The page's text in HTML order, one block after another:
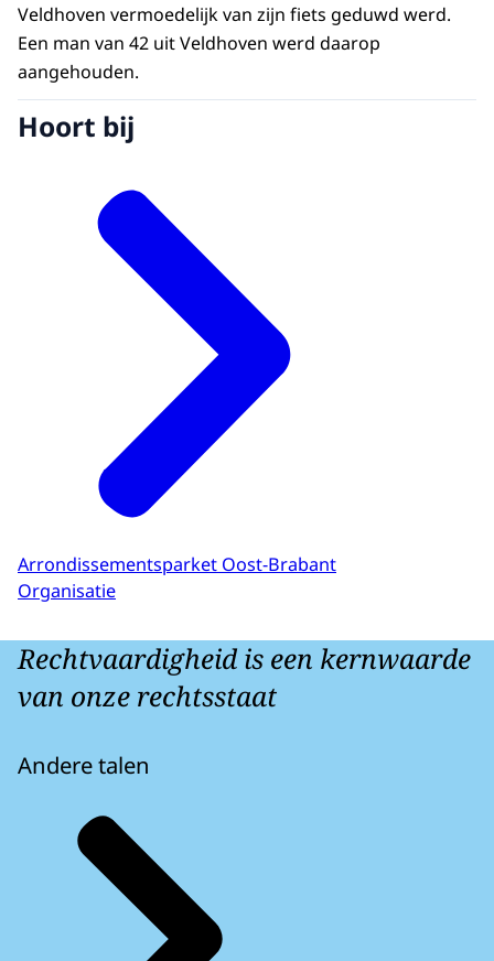
Veldhoven vermoedelijk van zijn fiets geduwd werd.
Een man van 42 uit Veldhoven werd daarop
aangehouden.
Hoort bij
Arrondissementsparket Oost-Brabant
Organisatie
Rechtvaardigheid is een kernwaarde
van onze rechtsstaat
Andere talen